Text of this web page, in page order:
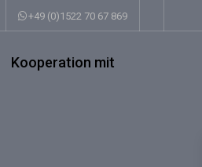
+49 (0)1522 70 67 869
Kooperation mit